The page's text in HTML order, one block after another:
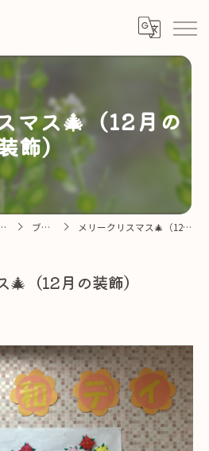
マス🎄（12月の
飾）
スなら花日和デイ ブログ メリークリスマス🎄（12月の装飾）
（12月の装飾）